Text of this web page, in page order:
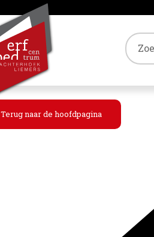
Terug naar de hoofdpagina